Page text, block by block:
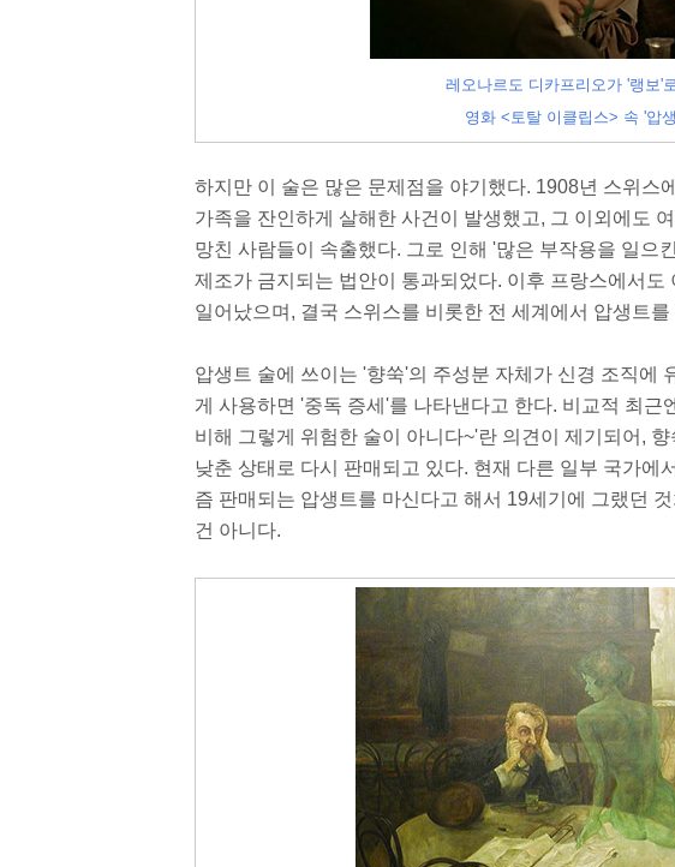
레오나르도 디카프리오가 '랭보'
영화 <토탈 이클립스> 속 '압
하지만 이 술은 많은 문제점을 야기했다. 1908년 스위스
가족을 잔인하게 살해한 사건이 발생했고, 그 이외에도
망친 사람들이 속출했다. 그로 인해 '많은 부작용을 일으
제조가 금지되는 법안이 통과되었다. 이후 프랑스에서도
일어났으며, 결국 스위스를 비롯한 전 세계에서 압생트
압생트 술에 쓰이는 '향쑥'의 주성분 자체가 신경 조직에
게 사용하면 '중독 증세'를 나타낸다고 한다. 비교적 최근
비해 그렇게 위험한 술이 아니다~'란 의견이 제기되어,
낮춘 상태로 다시 판매되고 있다. 현재 다른 일부 국가에
즘 판매되는 압생트를 마신다고 해서 19세기에 그랬던
건 아니다.